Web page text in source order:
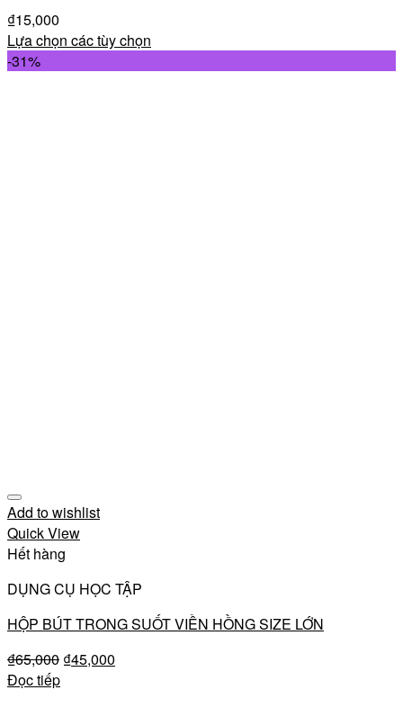
₫15,000
Lựa chọn các tùy chọn
-31%
Add to wishlist
Quick View
Hết hàng
DỤNG CỤ HỌC TẬP
HỘP BÚT TRONG SUỐT VIỀN HỒNG SIZE LỚN
₫65,000 ₫45,000
Đọc tiếp